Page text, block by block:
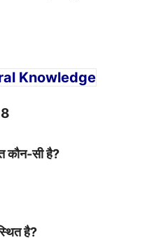
Knowledge
कौन-सी है?
है?